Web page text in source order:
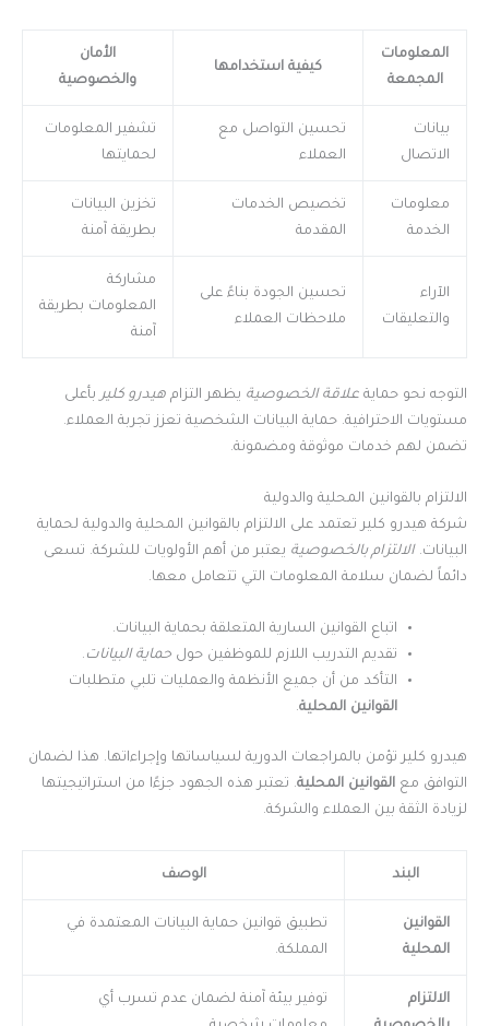
المعلومات
المجمعة
كيفية استخدامها
الأمان
والخصوصية
بيانات
الاتصال
تحسين التواصل مع
العملاء
تشفير المعلومات
لحمايتها
معلومات
الخدمة
تخصيص الخدمات
المقدمة
تخزين البيانات
بطريقة آمنة
الآراء
والتعليقات
تحسين الجودة بناءً على
ملاحظات العملاء
مشاركة
المعلومات بطريقة
آمنة
التوجه نحو حماية علاقة الخصوصية يظهر التزام هيدرو كلير بأعلى
مستويات الاحترافية. حماية البيانات الشخصية تعزز تجربة العملاء.
تضمن لهم خدمات موثوقة ومضمونة.
الالتزام بالقوانين المحلية والدولية
شركة هيدرو كلير تعتمد على الالتزام بالقوانين المحلية والدولية لحماية
البيانات. الالتزام بالخصوصية يعتبر من أهم الأولويات للشركة. تسعى
دائماً لضمان سلامة المعلومات التي تتعامل معها.
اتباع القوانين السارية المتعلقة بحماية البيانات.
تقديم التدريب اللازم للموظفين حول حماية البيانات .
التأكد من أن جميع الأنظمة والعمليات تلبي متطلبات
القوانين المحلية.
هيدرو كلير تؤمن بالمراجعات الدورية لسياساتها وإجراءاتها. هذا لضمان
التوافق مع القوانين المحلية. تعتبر هذه الجهود جزءًا من استراتيجيتها
لزيادة الثقة بين العملاء والشركة.
البند الوصف
القوانين
المحلية
تطبيق قوانين حماية البيانات المعتمدة في
المملكة.
الالتزام
توفير بيئة آمنة لضمان عدم تسرب أي